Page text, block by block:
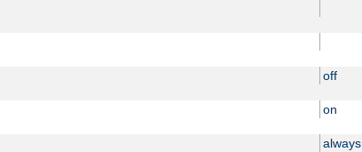
off
on
always